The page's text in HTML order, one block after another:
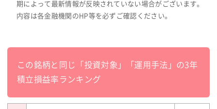
期によって最新情報が反映されていない場合がございます。
内容は各金融機関のHP等を必ずご確認ください。
この銘柄と同じ「投資対象」「運用手法」の3年
積立損益率ランキング